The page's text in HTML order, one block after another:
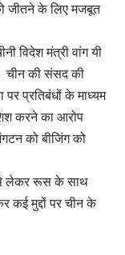
जीतने के लिए मजबूत
विदेश मंत्री वांग यी
चीन की संसद की
पर प्रतिबंधों के माध्यम
करने का आरोप
को बीजिंग को
से लेकर रूस के साथ
मुद्दों पर चीन के